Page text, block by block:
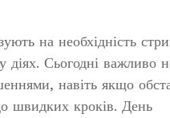
на необхідність
діях. Сьогодні важливо
навіть якщо
швидких кроків. День